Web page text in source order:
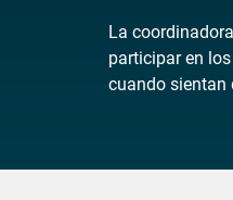
La
participar en
cuando sientan